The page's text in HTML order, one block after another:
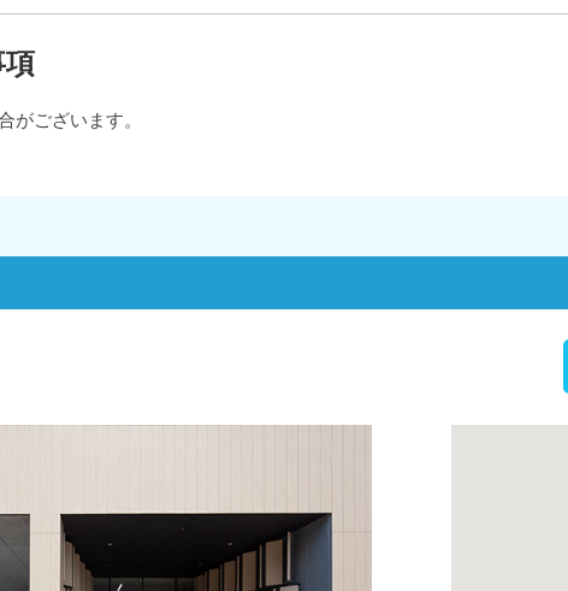
項
がございます。